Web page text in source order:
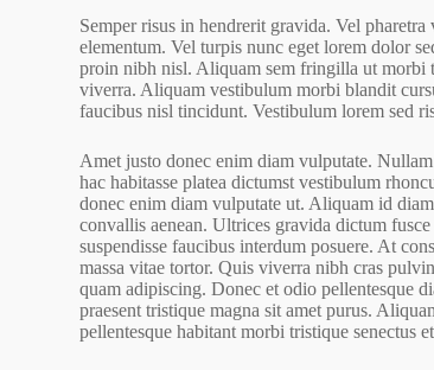
Semper risus in hendrerit gravida. Vel
elementum. Vel turpis nunc eget lorem dolor
proin nibh nisl. Aliquam sem fringilla ut morbi
viverra. Aliquam vestibulum morbi blandit
faucibus nisl tincidunt. Vestibulum lorem sed
Amet justo donec enim diam vulputate.
hac habitasse platea dictumst vestibulum
donec enim diam vulputate ut. Aliquam id
convallis aenean. Ultrices gravida dictum
suspendisse faucibus interdum posuere. At
massa vitae tortor. Quis viverra nibh cras
quam adipiscing. Donec et odio pellentesque
praesent tristique magna sit amet purus.
pellentesque habitant morbi tristique senectus